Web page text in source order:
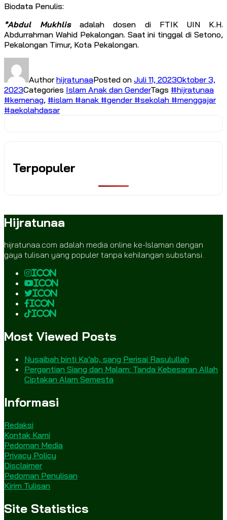
Biodata Penulis:
*Abdul Mukhlisadalah dosen di FTIK UIN K.H.
Abdurrahman Wahid Pekalongan. Saat ini tinggal di Setono,
Pekalongan Timur, Kota Pekalongan.
AuthorhijratunaaPosted on Juli 11, 2023Oktober 3,
2023Categories Islam Anak dan GenderTags #hijratunaa
#kemenag, #islam #anak #gender #sekolah #menggajar
#aekolahdasar
Terpopuler
Hijratunaa
hijratunaa.com adalah media online ke-Islaman dengan
gaya tulisan yang populer tanpa kehilangan substansi.
icon
icon
icon
icon
icon
Most Viewed Posts
Nusaibah binti Ka’ab, sang Perisai Rasulullah
Pergantian Siang dan Malam: Tanda Kebesaran Allah
Ciptakan Alam Semesta
Informasi
Redaksi
Kontak Kami
Pedoman Media
Privacy Policy
Disclaimer
Pedoman Penulisan
Kirim Tulisan
Site Statistics